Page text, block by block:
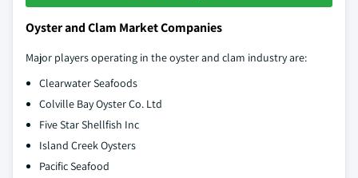
Oyster and Clam Market Companies
Major players operating in the oyster and clam industry are:
Clearwater Seafoods
Colville Bay Oyster Co. Ltd
Five Star Shellfish Inc
Island Creek Oysters
Pacific Seafood